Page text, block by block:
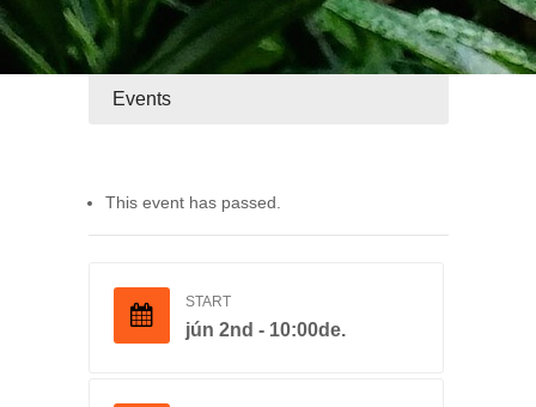
Events
This event has passed.
START
jún 2nd - 10:00de.